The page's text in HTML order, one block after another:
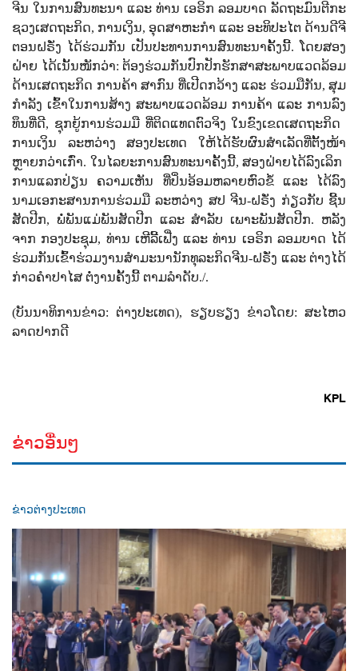
ຈີນ ​ໃນ​ການ​ສົນ​ທະ​ນາ ແລະ ທ່ານ​ ເອ​ຣິກ ລອມ​ບາດ ລັດ​ຖະ​ມົນ​ຕີ​ກະ​
ຊວງ​ເສດ​ຖະ​ກິດ, ການ​ເງິນ, ອຸດ​ສາ​ຫະ​ກຳ ແລະ ອະ​ທິ​ປະ​ໄຕ ​ດ້ານ​ດີ​ຈີ​
ຕອນ​ຝ​ຣັ່ງ ໄດ້​ຮ່ວມ​ກັນ ເປັນ​ປະ​ທານ​ການ​ສົນ​ທະ​ນາ​ຄັ້ງ​ນີ້. ໂດຍສອ​ງ​
ຝ່າຍ​ ໄດ້​ເນັ້ນ​ໜັກ​ວ່າ: ຕ້ອງ​ຮ່ວມ​ກັນ​ປົກ​ປັກ​ຮັກ​ສາ​ສະ​ພາບ​ແວດ​ລ້ອມ
​ດ້ານ​ເສດ​ຖະ​ກິດ ​ການ​ຄ້າ ​ສາ​ກົນ​ ທີ່​ເປີດກວ້າງ ​ແລະ ​ຮ່ວມ​ມື​ກັ​ນ, ສຸມ​
ກຳ​ລັງ​ ເຂົ້າ​ໃນ​ການ​ສ້າງ​ ສະ​ພາບ​ແວດ​ລ້ອມ ​ການ​ຄ້າ ​ແລະ ​ການ​ລົງ​
ທຶນ​ທີ່​ດີ, ຊຸກ​ຍູ້​ການ​ຮ່ວມ​ມື​ ທີ່​ຕິດ​ແທດ​ຕົວ​ຈິງ ​ໃນ​ຂົງ​ເຂດ​ເສດ​ຖະ​ກິດ ​
ການ​ເງິນ ​ລະ​ຫວ່າງ ​ສອງ​ປະ​ເທດ​ ໃຫ້​ໄດ້​ຮັບ​ຜົນ​ສຳ​ເລັດ​ທີ່​ຕັ້ງ​ໜ້າ
ຫຼາຍກວ່າ​ເກົ່າ. ໃນ​ໄລ​ຍະ​ການ​ສົນ​ທະ​ນາ​ຄັ້ງ​ນີ້,ສອງ​ຝ່າຍ​ໄດ້​​ລົງ​ເລິກ ​
ການ​ແລ​ກ​ປ່ຽນ ​ຄວາມ​ເຫັນ ​ທີ່​ປິ່ນ​ອ້ອມຫລາຍ​ຫົວ​ຂໍ້
ແລະ
ໄດ້​ລົງ​
ນາມ​ເອ​ກະ​ສານ​ການ​ຮ່ວມ​ມື ​ລະ​ຫວ່າງ ສປ ​ຈີນ-ຝ​ຣັ່ງ ກ່ຽວ​ກັບ ຊີ້ນ​
ສັດ​ປີກ, ພໍ່​ພັນ​ແມ່​ພັນ​ສັດ​ປີກ ແລະ ສຳ​ລັບ ​ເພາະ​ພັນ​ສັດ​ປີກ.
ຫລັງ​
ຈາກ ກອງ​ປະ​ຊຸມ, ທ່ານ ​ເຫີ​ລີ້​ເຟີ່ງ ແລະ ທ່ານ ເອ​ຣິກ ​ລອມ​ບາດ ໄດ້​
ຮ່ວມ​ກັນ​ເຂົ້າ​ຮ່ວມ​ງານ​ສຳ​ມະ​ນາ​ນັກ​ທຸ​ລະ​ກິດ​ຈີນ-ຝ​ຣັ່ງ ແລະ ຕ່າງ​ໄດ້​
ກ່າວ​ຄຳ​ປາ​ໄສ ​ຕໍ່​ງານ​ຄັ້ງ​ນີ້ ​ຕາມ​ລຳ​ດັບ./.
(ບັນນາທິການຂ່າວ: ຕ່າງປະເທດ), ຮຽບຮຽງ ຂ່າວໂດຍ: ສະໄຫວ
ລາດປາກດີ
KPL
ຂ່າວອື່ນໆ
ຂ່າວຕ່າງປະເທດ